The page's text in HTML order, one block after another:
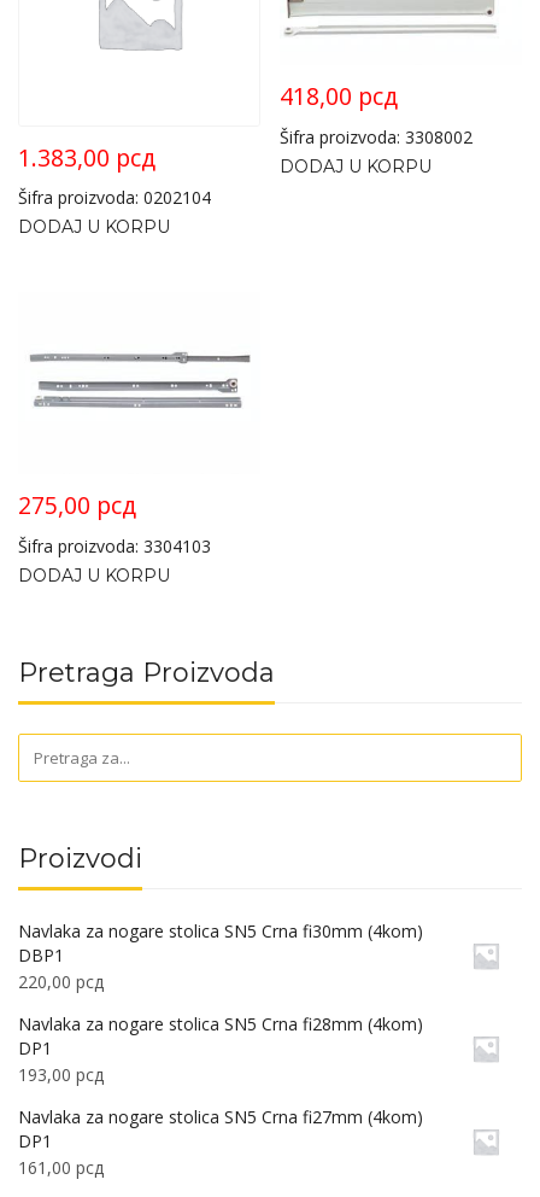
1.383,00 рсд
Šifra proizvoda: 0202104
DODAJ U KORPU
418,00 рсд
Šifra proizvoda: 3308002
DODAJ U KORPU
275,00 рсд
Šifra proizvoda: 3304103
DODAJ U KORPU
Pretraga Proizvoda
Proizvodi
Navlaka za nogare stolica SN5 Crna fi30mm (4kom)
DBP1
220,00 рсд
Navlaka za nogare stolica SN5 Crna fi28mm (4kom)
DP1
193,00 рсд
Navlaka za nogare stolica SN5 Crna fi27mm (4kom)
DP1
161,00 рсд